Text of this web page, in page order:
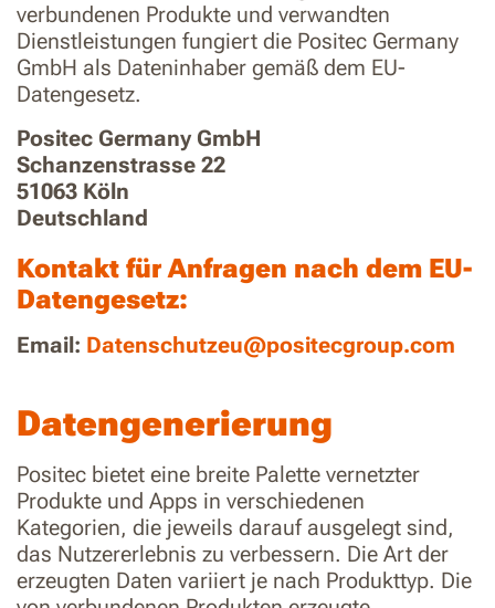
verbundenen Produkte und verwandten
Dienstleistungen fungiert die Positec Germany
GmbH als Dateninhaber gemäß dem EU-
Datengesetz.
Positec Germany GmbH
Schanzenstrasse 22
51063 Köln
Deutschland
Kontakt für Anfragen nach dem EU-
Datengesetz:
Email: Datenschutzeu@positecgroup.com
Datengenerierung
Positec bietet eine breite Palette vernetzter
Produkte und Apps in verschiedenen
Kategorien, die jeweils darauf ausgelegt sind,
das Nutzererlebnis zu verbessern. Die Art der
erzeugten Daten variiert je nach Produkttyp. Die